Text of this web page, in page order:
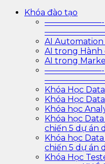
Khóa đào tạo
———————- AI
AI Automation
AI trong Hành
AI trong
———————-
Khóa Học
Khóa Học
Khóa học
Khóa học
chiến 5 dự án
Khóa học
chiến 5 dự án
Khóa Học